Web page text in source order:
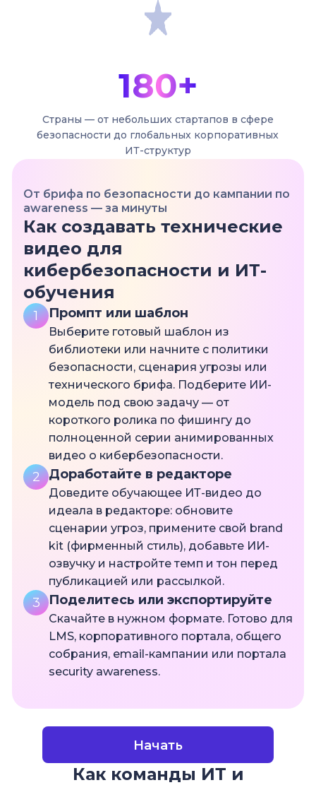
180+
Страны — от небольших стартапов в сфере
безопасности до глобальных корпоративных
ИТ-структур
От брифа по безопасности до кампании по
awareness — за минуты
Как создавать технические
видео для
кибербезопасности и ИТ-
обучения
1 Промпт или шаблон
Выберите готовый шаблон из
библиотеки или начните с политики
безопасности, сценария угрозы или
технического брифа. Подберите ИИ-
модель под свою задачу — от
короткого ролика по фишингу до
полноценной серии анимированных
видео о кибербезопасности.
2 Доработайте в редакторе
Доведите обучающее ИТ-видео до
идеала в редакторе: обновите
сценарии угроз, примените свой brand
kit (фирменный стиль), добавьте ИИ-
озвучку и настройте темп и тон перед
публикацией или рассылкой.
3 Поделитесь или экспортируйте
Скачайте в нужном формате. Готово для
LMS, корпоративного портала, общего
собрания, email-кампании или портала
security awareness.
Начать
Как команды ИТ и